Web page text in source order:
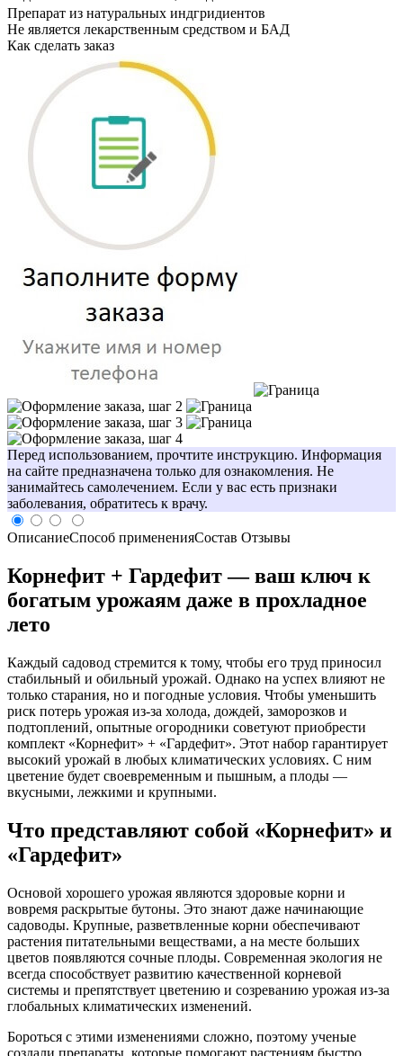
Препарат из натуральных индгридиентов
Не является лекарственным средством и БАД
Как сделать заказ
Перед использованием, прочтите инструкцию. Информация
на сайте предназначена только для ознакомления. Не
занимайтесь самолечением. Если у вас есть признаки
заболевания, обратитесь к врачу.
ОписаниеСпособ примененияСостав Отзывы
Корнефит + Гардефит — ваш ключ к
богатым урожаям даже в прохладное
лето
Каждый садовод стремится к тому, чтобы его труд приносил
стабильный и обильный урожай. Однако на успех влияют не
только старания, но и погодные условия. Чтобы уменьшить
риск потерь урожая из-за холода, дождей, заморозков и
подтоплений, опытные огородники советуют приобрести
комплект «Корнефит» + «Гардефит». Этот набор гарантирует
высокий урожай в любых климатических условиях. С ним
цветение будет своевременным и пышным, а плоды —
вкусными, лежкими и крупными.
Что представляют собой «Корнефит» и
«Гардефит»
Основой хорошего урожая являются здоровые корни и
вовремя раскрытые бутоны. Это знают даже начинающие
садоводы. Крупные, разветвленные корни обеспечивают
растения питательными веществами, а на месте больших
цветов появляются сочные плоды. Современная экология не
всегда способствует развитию качественной корневой
системы и препятствует цветению и созреванию урожая из-за
глобальных климатических изменений.
Бороться с этими изменениями сложно, поэтому ученые
создали препараты, которые помогают растениям быстро